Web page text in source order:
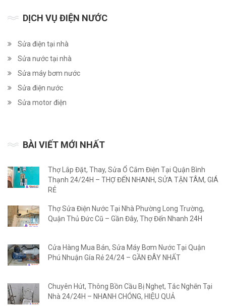
DỊCH VỤ ĐIỆN NƯỚC
Sửa điện tại nhà
Sửa nước tại nhà
Sửa máy bơm nước
Sửa điện nước
Sửa motor điện
BÀI VIẾT MỚI NHẤT
Thợ Lắp Đặt, Thay, Sửa Ổ Cắm Điện Tại Quận Bình
Thạnh 24/24H – THỢ ĐẾN NHANH, SỬA TẬN TÂM, GIÁ
RẺ
Thợ Sửa Điện Nước Tại Nhà Phường Long Trường,
Quận Thủ Đức Cũ – Gần Đây, Thợ Đến Nhanh 24H
Cửa Hàng Mua Bán, Sửa Máy Bơm Nước Tại Quận
Phú Nhuận Gía Rẻ 24/24 – GẦN ĐÂY NHẤT
Chuyên Hút, Thông Bồn Cầu Bị Nghẹt, Tắc Nghẽn Tại
Nhà 24/24H – NHANH CHÓNG, HIỆU QUẢ